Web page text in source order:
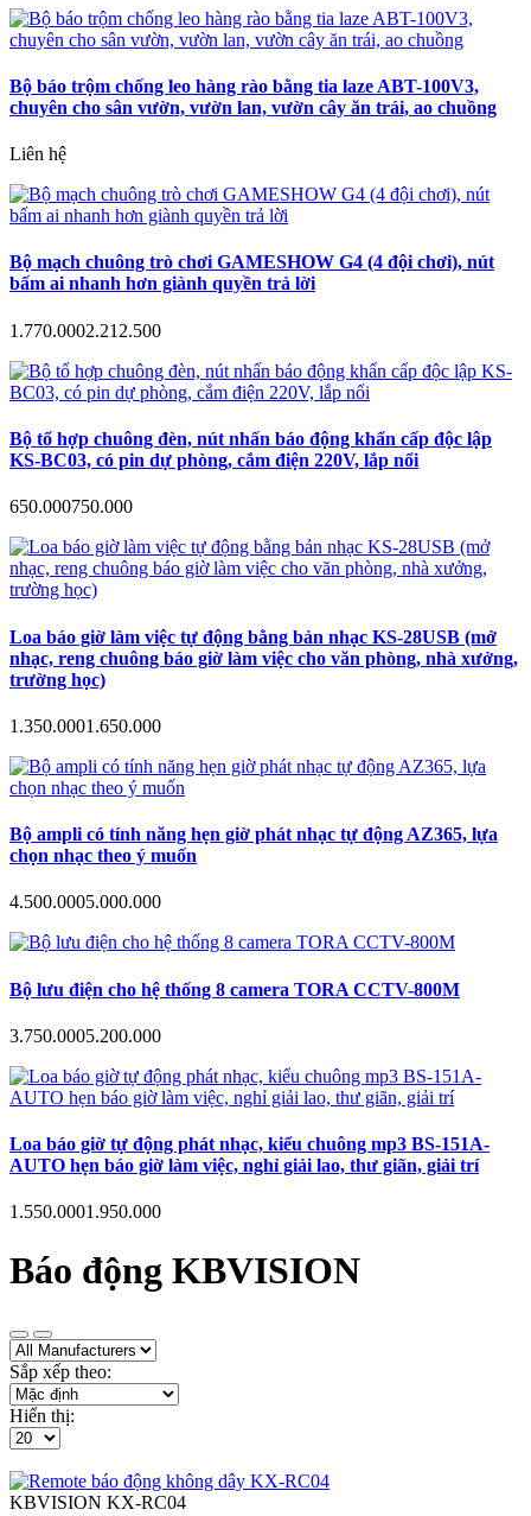
Bộ báo trộm chống leo hàng rào bằng tia laze ABT-100V3,
chuyên cho sân vườn, vườn lan, vườn cây ăn trái, ao chuồng
Liên hệ
Bộ mạch chuông trò chơi GAMESHOW G4 (4 đội chơi), nút
bấm ai nhanh hơn giành quyền trả lời
1.770.0002.212.500
Bộ tổ hợp chuông đèn, nút nhấn báo động khẩn cấp độc lập
KS-BC03, có pin dự phòng, cắm điện 220V, lắp nổi
650.000750.000
Loa báo giờ làm việc tự động bằng bản nhạc KS-28USB (mở
nhạc, reng chuông báo giờ làm việc cho văn phòng, nhà xưởng,
trường học)
1.350.0001.650.000
Bộ ampli có tính năng hẹn giờ phát nhạc tự động AZ365, lựa
chọn nhạc theo ý muốn
4.500.0005.000.000
Bộ lưu điện cho hệ thống 8 camera TORA CCTV-800M
3.750.0005.200.000
Loa báo giờ tự động phát nhạc, kiểu chuông mp3 BS-151A-
AUTO hẹn báo giờ làm việc, nghỉ giải lao, thư giãn, giải trí
1.550.0001.950.000
Báo động KBVISION
Sắp xếp theo:
Hiển thị:
KBVISION KX-RC04